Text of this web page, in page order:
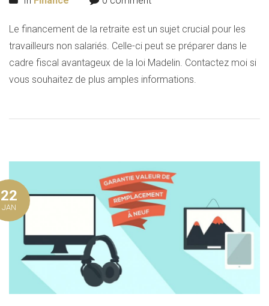
Le financement de la retraite est un sujet crucial pour les
travailleurs non salariés. Celle-ci peut se préparer dans le
cadre fiscal avantageux de la loi Madelin. Contactez moi si
vous souhaitez de plus amples informations.
22
JAN